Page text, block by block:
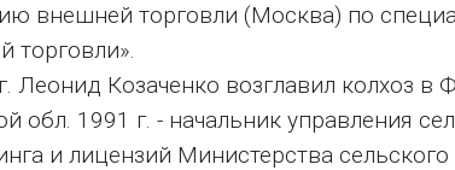
внешней торговли (Москва) по
торговли».
Леонид Козаченко возглавил колхоз в
обл. 1991 г. - начальник управления
и лицензий Министерства